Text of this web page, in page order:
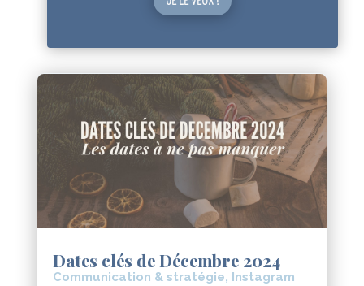
Dates clés de Décembre 2024
Communication & stratégie, Instagram